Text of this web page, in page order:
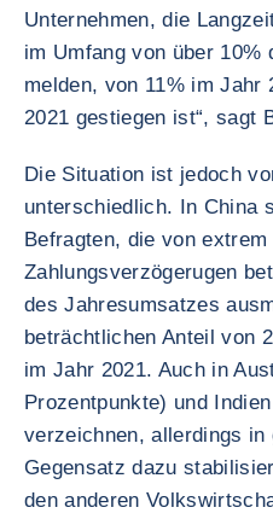
Unternehmen, die
im Umfang von über 10%
melden, von 11% im Jahr
2021 gestiegen ist“, sagt
Die Situation ist jedoch
unterschiedlich. In China
Befragten, die von extrem
Zahlungsverzögerugen
des Jahresumsatzes
beträchtlichen Anteil von
im Jahr 2021. Auch in
Prozentpunkte) und
verzeichnen, allerdings in
Gegensatz dazu
den anderen